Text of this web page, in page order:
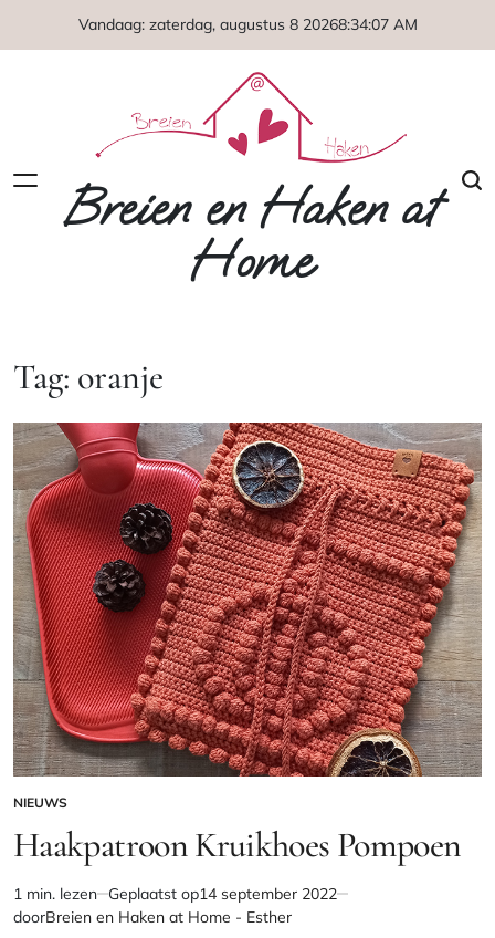
Vandaag: zaterdag, augustus 8 20268:34:07 AM
Breien en Haken at
Home
Tag: oranje
GEPLAATST
IN
NIEUWS
Haakpatroon Kruikhoes Pompoen
Geschatte
leestijd
1 min. lezen Geplaatst op14 september 2022
doorBreien en Haken at Home - Esther